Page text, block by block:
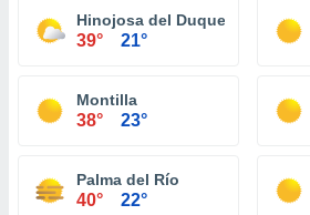
Hinojosa del Duque
39° 21°
Montilla
38° 23°
Palma del Río
40° 22°